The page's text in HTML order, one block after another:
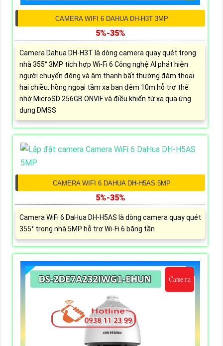
CAMERA WIFI 6 DAHUA DH-H3T 3MP
5%-35%
Camera Dahua DH-H3T là dòng camera quay quét trong
nhà 355° 3MP tích hợp Wi-Fi 6 Công nghệ AI phát hiện
người chuyển động và âm thanh bất thường đàm thoại
hai chiều, hồng ngoại tầm xa ban đêm 10m hỗ trợ thẻ
nhớ MicroSD 256GB ONVIF và điều khiển từ xa qua ứng
dụng DMSS
CAMERA WIFI 6 DAHUA DH-H5AS 5MP
5%-35%
Camera WiFi 6 DaHua DH-H5AS là dòng camera quay quét
355° trong nhà 5MP hỗ trợ Wi-Fi 6 băng tần